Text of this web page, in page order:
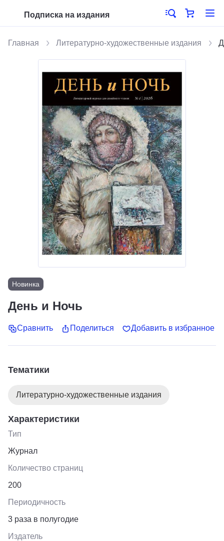
Подписка на издания
Главная Литературно-художественные издания
Новинка
День и Ночь
Сравнить Поделиться Добавить в избранное
Тематики
Литературно-художественные издания
Характеристики
Тип
Журнал
Количество страниц
200
Периодичность
3 раза в полугодие
Издатель